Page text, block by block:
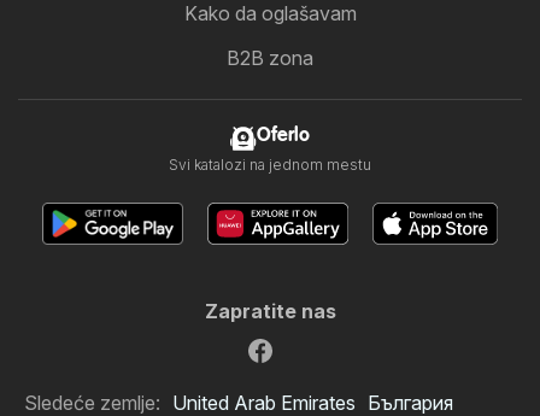
Kako da oglašavam
B2B zona
Oferlo
Svi katalozi na jednom mestu
Zapratite nas
Sledeće zemlje: United Arab Emirates България